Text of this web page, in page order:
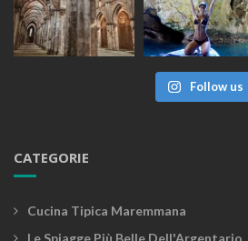
Follow us
CATEGORIE
Cucina Tipica Maremmana
Le Spiagge Più Belle Dell'Argentario